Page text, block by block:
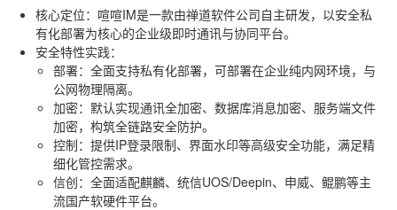
核心定位：喧喧IM是一款由禅道软件公司自主研发，以安全私
有化部署为核心的企业级即时通讯与协同平台。
安全特性实践：
部署：全面支持私有化部署，可部署在企业纯内网环境，与
公网物理隔离。
加密：默认实现通讯全加密、数据库消息加密、服务端文件
加密，构筑全链路安全防护。
控制：提供IP登录限制、界面水印等高级安全功能，满足精
细化管控需求。
信创：全面适配麒麟、统信UOS/Deepin、申威、鲲鹏等主
流国产软硬件平台。